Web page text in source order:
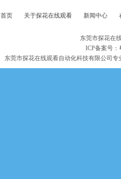
首页 关于探花在线观看 新闻中心
东莞市探花在
ICP备案号：
东莞市探花在线观看自动化科技有限公司专